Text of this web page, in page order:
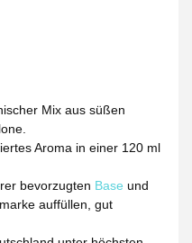
Mix aus süßen
Aroma in einer 120 ml
bevorzugten Base und
auffüllen, gut